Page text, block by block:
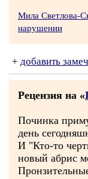
Мила Светлова-
нарушении
+ добавить
Рецензия на «
Починка
день
И "Кто-то
новый абрис